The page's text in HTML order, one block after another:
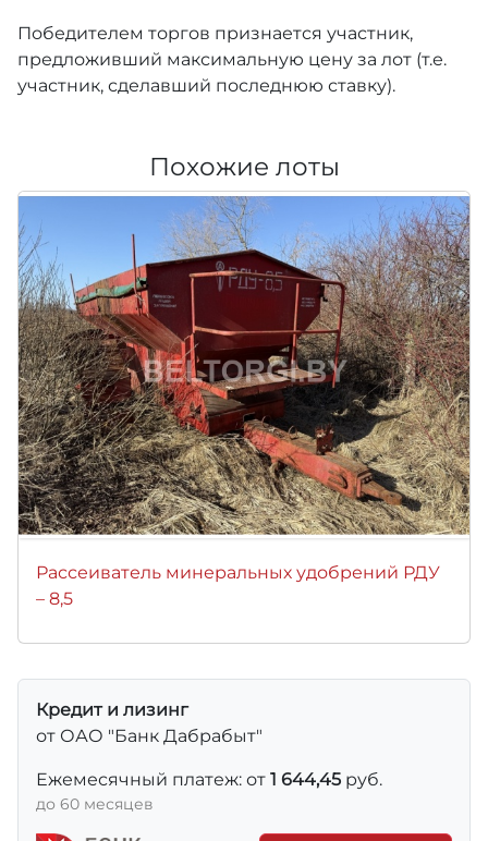
Победителем торгов признается участник,
предложивший максимальную цену за лот (т.е.
участник, сделавший последнюю ставку).
Похожие лоты
Рассеиватель минеральных удобрений РДУ
– 8,5
Кредит и лизинг
от ОАО "Банк Дабрабыт"
Ежемесячный платеж: от 1 644,45 руб.
до 60 месяцев